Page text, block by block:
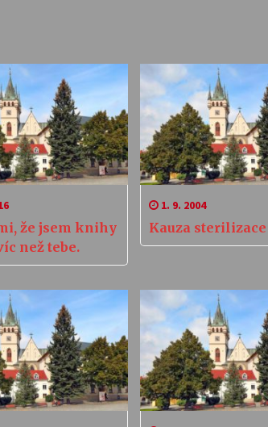
že jsem knihy
než tebe.
1. 9. 2004
Kauza sterilizace